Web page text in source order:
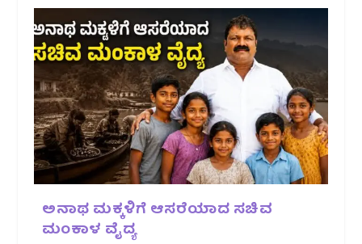
ಅನಾಥ ಮಕ್ಕಳಿಗೆ ಆಸರೆಯಾದ ಸಚಿವ
ಮಂಕಾಳ ವೈದ್ಯ